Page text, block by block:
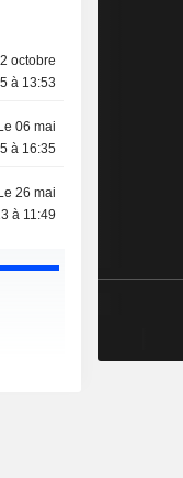
octobre
à 13:53
Le 06 mai
à 16:35
Le 26 mai
à 11:49